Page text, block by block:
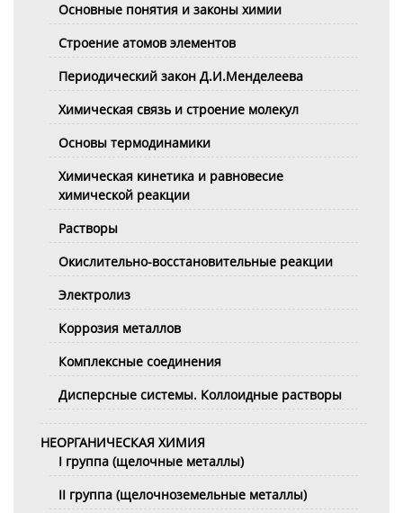
Основные понятия и законы химии
Строение атомов элементов
Периодический закон Д.И.Менделеева
Химическая связь и строение молекул
Основы термодинамики
Химическая кинетика и равновесие
химической реакции
Растворы
Окислительно-восстановительные реакции
Электролиз
Коррозия металлов
Комплексные соединения
Дисперсные системы. Коллоидные растворы
НЕОРГАНИЧЕСКАЯ ХИМИЯ
I группа (щелочные металлы)
II группа (щелочноземельные металлы)